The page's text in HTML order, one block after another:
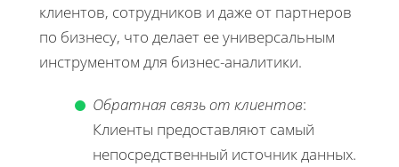
клиентов, сотрудников и даже от партнеров
по бизнесу, что делает ее универсальным
инструментом для бизнес-аналитики.
Обратная связь от клиентов:
Клиенты предоставляют самый
непосредственный источник данных.